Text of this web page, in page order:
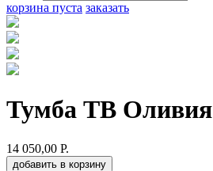
корзина пуста заказать
Тумба ТВ Оливия
14 050,00 Р.
добавить в корзину